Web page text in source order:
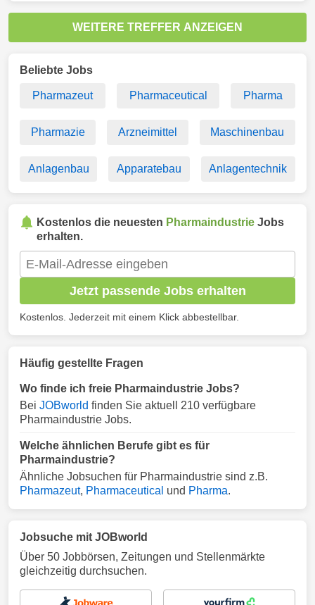
WEITERE TREFFER ANZEIGEN
Beliebte Jobs
Pharmazeut Pharmaceutical Pharma
Pharmazie Arzneimittel Maschinenbau
Anlagenbau Apparatebau Anlagentechnik
Kostenlos die neuesten Pharmaindustrie Jobs
erhalten.
Jetzt passende Jobs erhalten
Kostenlos. Jederzeit mit einem Klick abbestellbar.
Häufig gestellte Fragen
Wo finde ich freie Pharmaindustrie Jobs?
Bei JOBworld finden Sie aktuell 210 verfügbare
Pharmaindustrie Jobs.
Welche ähnlichen Berufe gibt es für
Pharmaindustrie?
Ähnliche Jobsuchen für Pharmaindustrie sind z.B.
Pharmazeut, Pharmaceutical und Pharma.
Jobsuche mit JOBworld
Über 50 Jobbörsen, Zeitungen und Stellenmärkte
gleichzeitig durchsuchen.